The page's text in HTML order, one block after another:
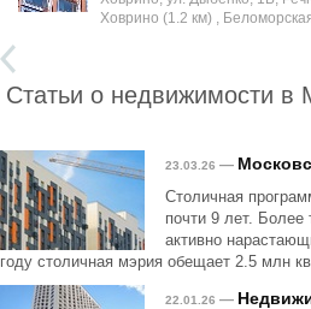
Ховрино (1.2 км) ,
Статьи о недвижимости в
23.03.26 —
Столичная
почти 9 лет. Более
активно
году столичная мэрия обещает 2.5 млн
22.01.26 —